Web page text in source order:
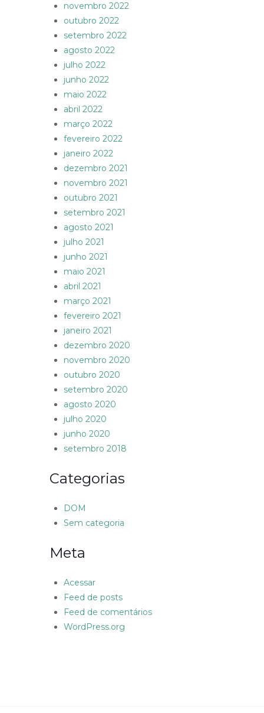
novembro 2022
outubro 2022
setembro 2022
agosto 2022
julho 2022
junho 2022
maio 2022
abril 2022
março 2022
fevereiro 2022
janeiro 2022
dezembro 2021
novembro 2021
outubro 2021
setembro 2021
agosto 2021
julho 2021
junho 2021
maio 2021
abril 2021
março 2021
fevereiro 2021
janeiro 2021
dezembro 2020
novembro 2020
outubro 2020
setembro 2020
agosto 2020
julho 2020
junho 2020
setembro 2018
Categorias
DOM
Sem categoria
Meta
Acessar
Feed de posts
Feed de comentários
WordPress.org